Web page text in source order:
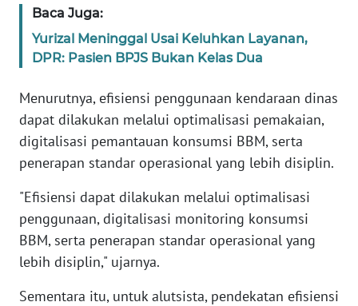
Baca Juga:
Yurizal Meninggal Usai Keluhkan Layanan,
DPR: Pasien BPJS Bukan Kelas Dua
Menurutnya, efisiensi penggunaan kendaraan dinas
dapat dilakukan melalui optimalisasi pemakaian,
digitalisasi pemantauan konsumsi BBM, serta
penerapan standar operasional yang lebih disiplin.
"Efisiensi dapat dilakukan melalui optimalisasi
penggunaan, digitalisasi monitoring konsumsi
BBM, serta penerapan standar operasional yang
lebih disiplin," ujarnya.
Sementara itu, untuk alutsista, pendekatan efisiensi
WN
JABAR
WN
WN
NTT
KEPRI
WN